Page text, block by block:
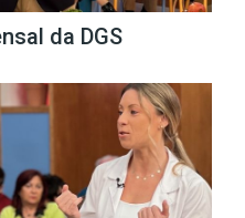
da DGS